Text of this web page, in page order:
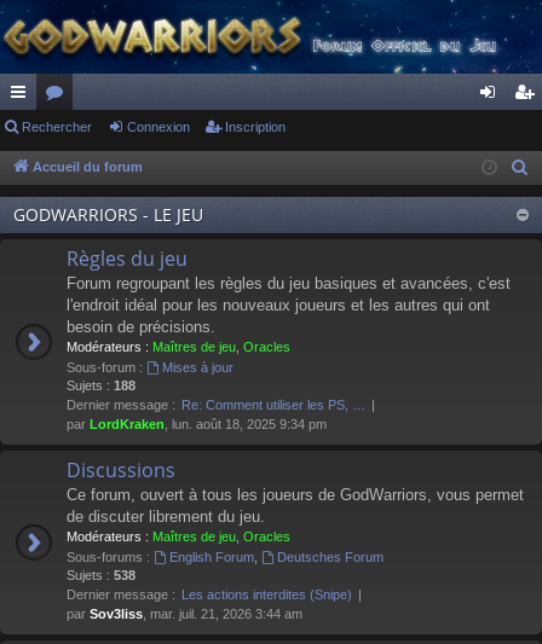
ac
co
ur
ci
or
u
m
s
ne
xi
on
cri
pti
on
Rechercher Connexion Inscription
Accueil du forum
GODWARRIORS - LE JEU
Règles du jeu
Forum regroupant les règles du jeu basiques et avancées, c'est
l'endroit idéal pour les nouveaux joueurs et les autres qui ont
besoin de précisions.
Modérateurs : Maîtres de jeu Oracles
Sous-forum :
Mises à jour
Sujets : 188
Dernier message : Re: Comment utiliser les PS, …
par LordKraken , lun. août 18, 2025 9:34 pm
Discussions
Ce forum, ouvert à tous les joueurs de GodWarriors, vous permet
de discuter librement du jeu.
Modérateurs : Maîtres de jeu Oracles
Sous-forums :
English Forum,
Deutsches Forum
Sujets : 538
Dernier message : Les actions interdites (Snipe)
par Sov3liss , mar. juil. 21, 2026 3:44 am